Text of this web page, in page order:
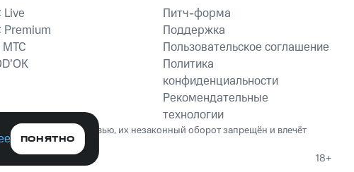
Live
Premium
МТС
Питч-форма
Поддержка
Пользовательское соглашение
Политика
конфиденциальности
Рекомендательные
технологии
вред здоровью, их незаконный оборот запрещён и влечёт
18+
ПОНЯТНО